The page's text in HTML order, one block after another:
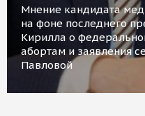
Мнение кандидата
на фоне последнего
Кирилла о
абортам и заявления
Павловой